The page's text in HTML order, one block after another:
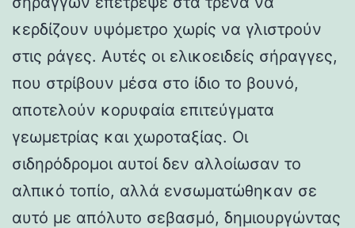
κερδίζουν υψόμετρο χωρίς να γλιστρούν
στις ράγες. Αυτές οι ελικοειδείς σήραγγες,
που στρίβουν μέσα στο ίδιο το βουνό,
αποτελούν κορυφαία επιτεύγματα
γεωμετρίας και χωροταξίας. Οι
σιδηρόδρομοι αυτοί δεν αλλοίωσαν το
αλπικό τοπίο, αλλά ενσωματώθηκαν σε
αυτό με απόλυτο σεβασμό, δημιουργώντας